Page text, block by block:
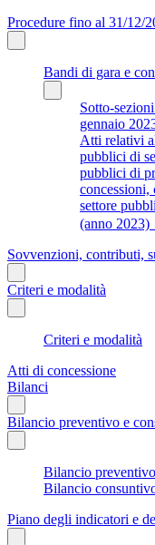
Procedure fino al 31/12/
Bandi di gara e
Sotto-
gennaio
Atti relativi
pubblici di
pubblici di
concessioni,
settore
(anno 2023)
Sovvenzioni, contributi,
Criteri e modalità
Criteri e modalità
Atti di concessione
Bilanci
Bilancio preventivo e
Bilancio preventivo
Bilancio
Piano degli indicatori e